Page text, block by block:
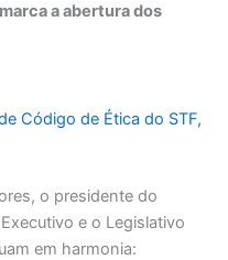
a abertura dos
Código de Ética do STF,
o presidente do
e o Legislativo
em harmonia: